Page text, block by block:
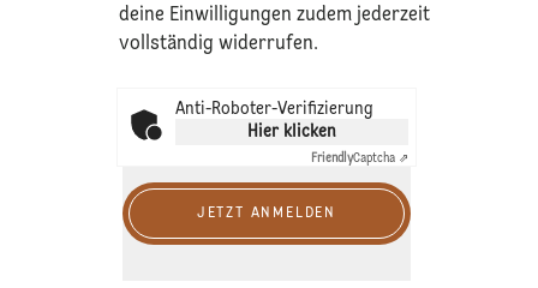
deine Einwilligungen zudem jederzeit
vollständig widerrufen.
Anti-Roboter-Verifizierung
Hier klicken
FriendlyCaptcha ⇗
JETZT ANMELDEN